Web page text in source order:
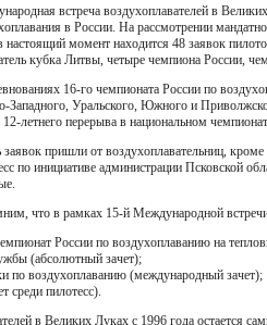
встреча воздухоплавателей в
в России. На рассмотрении
настоящий момент находится 48 заявок
кубка Литвы, четыре чемпиона России,
16-го чемпионата России по
Западного, Уральского, Южного и
летнего перерыва в национальном
пришли от воздухоплавательниц,
по инициативе администрации Псковской
что в рамках 15-й Международной
России по воздухоплаванию на
(абсолютный зачет);
по воздухоплаванию (международный зачет);
среди пилотесс).
в Великих Луках с 1996 года остается